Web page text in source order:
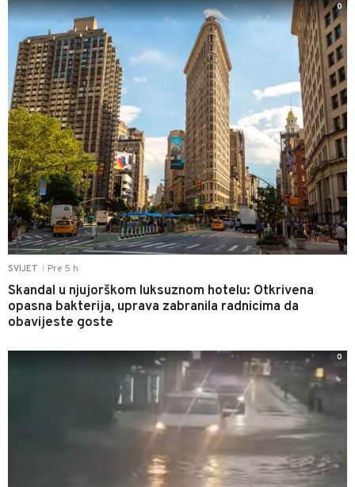
SVIJET Pre 5 h
Skandal u njujorškom luksuznom hotelu: Otkrivena
opasna bakterija, uprava zabranila radnicima da
obavijeste goste
0
0